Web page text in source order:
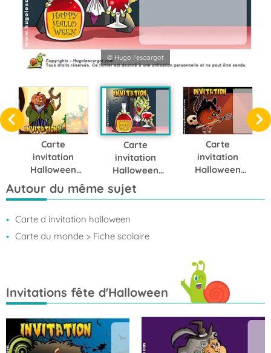
© Hugo l'escargot
Carte
invitation
Halloween
ogre
citrouille
Carte
invitation
Halloween
Dracula
Carte
invitation
Halloween
Autour du même sujet
Carte d invitation halloween
Carte du monde > Fiche scolaire
Invitations fête d'Halloween